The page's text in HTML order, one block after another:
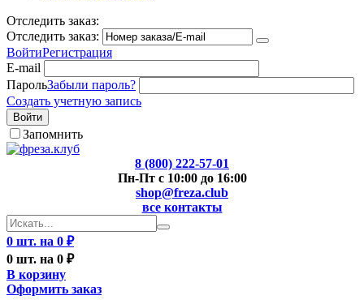
Отследить заказ:
Отследить заказ:
ВойтиРегистрация
E-mail
ПарольЗабыли пароль?
Создать учетную запись
Войти
Запомнить
8 (800) 222-57-01
Пн-Пт с 10:00 до 16:00
shop@freza.club
все контакты
0 шт. на 0 ₽
0 шт. на 0 ₽
В корзину
Оформить заказ